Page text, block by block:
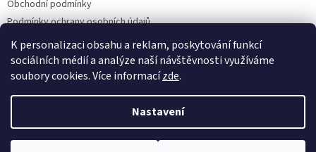
K personalizaci obsahu a reklam, poskytování funkcí
sociálních médií a analýze naší návštěvnosti využíváme
soubory cookies. Více informacízde.
Nastavení
Obchodní podmínky
Podmínky ochrany osobních údajů
Dodací a platební podmínky
Copyright 2026drogerie-vanura.cz. Všechna práva vyhrazena.